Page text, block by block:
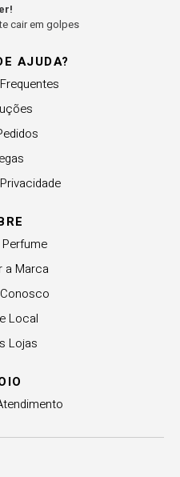
AJUDA?
a Marca
Local
Lojas
cair em golpes